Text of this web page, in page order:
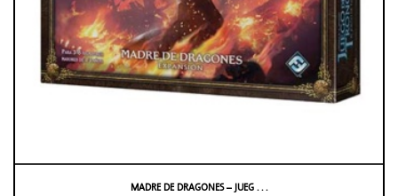
MADRE DE DRAGONES – JUEG . . .